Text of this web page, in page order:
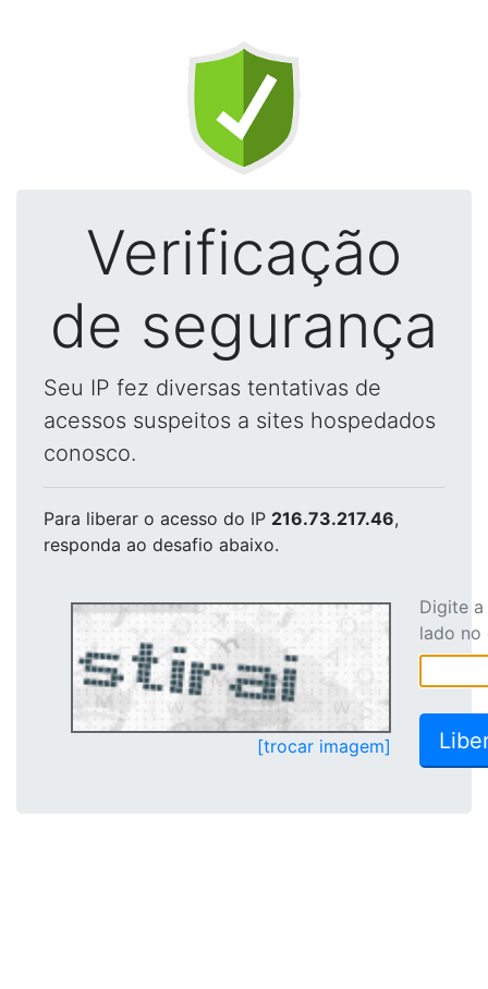
Verificação
de segurança
Seu IP fez diversas tentativas de
acessos suspeitos a sites hospedados
conosco.
Para liberar o acesso do IP 216.73.217.46,
responda ao desafio abaixo.
[trocar imagem]
Digite
lado no